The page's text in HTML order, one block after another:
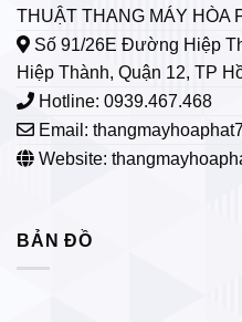
THUẬT THANG MÁY HÒA
Số 91/26E Đường Hiệp
Hiệp Thành, Quận 12, TP
Hotline: 0939.467.468
Email:
Website:
BẢN ĐỒ